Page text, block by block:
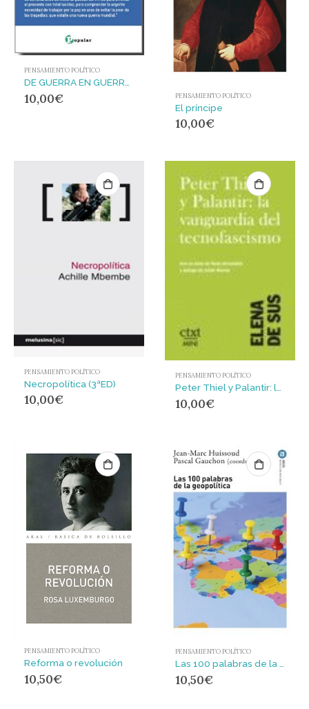
PENSAMIENTO POLÍTICO
10,00€ PENSAMIENTO POLÍTICO
El príncipe
10,00€
PENSAMIENTO POLÍTICO
Necropolítica (3ªED)
10,00€
PENSAMIENTO POLÍTICO
Peter Thiel y Palantir: la vanguardia del tecnofascismo
10,00€
PENSAMIENTO POLÍTICO
Reforma o revolución
10,50€
PENSAMIENTO POLÍTICO
Las 100 palabras de la geopolítica
10,50€